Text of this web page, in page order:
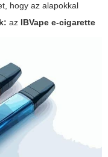
hogy az alapokkal
az IBVape e-cigarette